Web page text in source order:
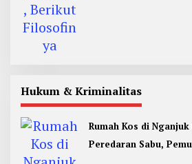
Hukum & Kriminalitas
Rumah Kos di Nganjuk
Peredaran Sabu,